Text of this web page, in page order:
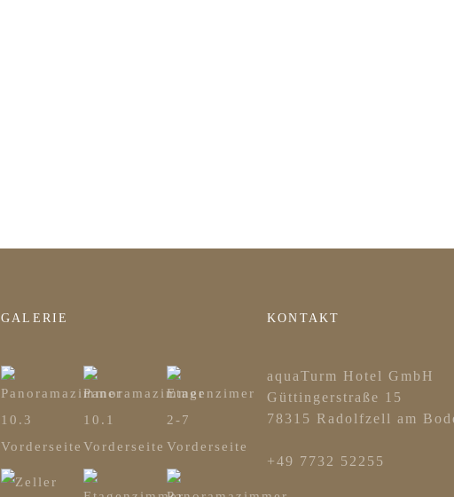
GALERIE KONTAKT
aquaTurm Hotel GmbH
Güttingerstraße 15
78315 Radolfzell am
+49 7732 52255